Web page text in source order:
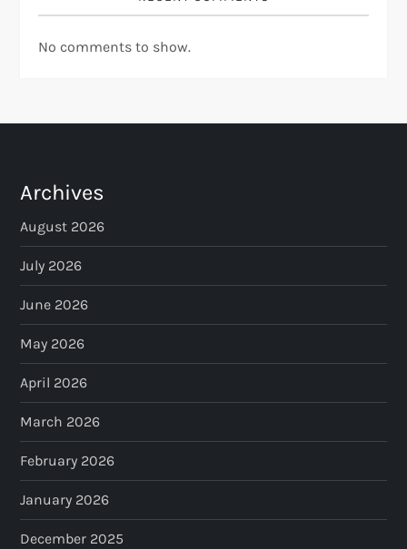
No comments to show.
Archives
August 2026
July 2026
June 2026
May 2026
April 2026
March 2026
February 2026
January 2026
December 2025